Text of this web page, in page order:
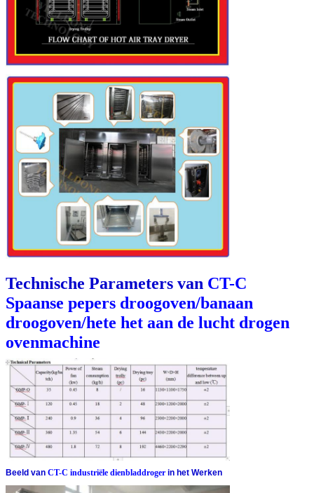
Technische Parameters van CT-C
Spaanse pepers droogoven/banaan
droogoven/hete het aan de lucht drogen
ovenmachine
Beeld van CT-C industriële dienbladdroger in het Werken